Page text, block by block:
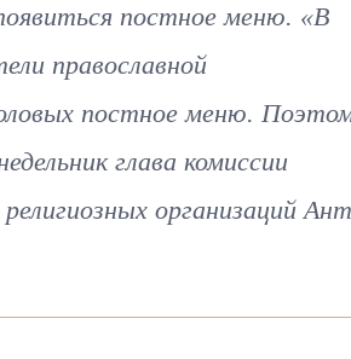
постное меню. «В
православной
постное меню.
глава комиссии
организаций